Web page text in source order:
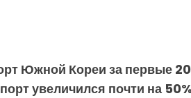
Южной Кореи за первые
увеличился почти на